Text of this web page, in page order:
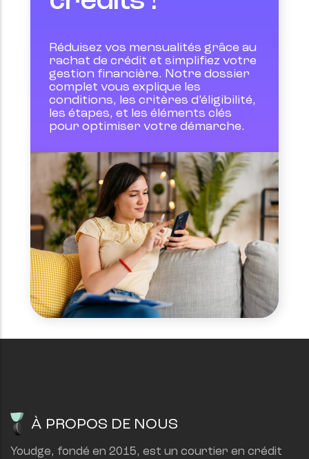
Réduisez vos mensualités grâce au
rachat de crédit et simplifiez votre
gestion financière. Notre dossier
complet vous explique les
conditions, les critères d’éligibilité,
les étapes, et les éléments clés
pour optimiser votre démarche.
À PROPOS DE NOUS
Youdge, fondé en 2015, est un courtier en crédit